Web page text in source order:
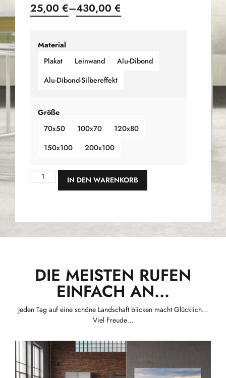
25,00 €–430,00 €
Material
Plakat
Leinwand
Alu-Dibond
Alu-Dibond-Silbereffekt
Größe
70x50
100x70
120x80
150x100
200x100
IN DEN WARENKORB
DIE MEISTEN RUFEN
EINFACH AN...
Jeden Tag auf eine schöne Landschaft blicken macht Glücklich…
Viel Freude…